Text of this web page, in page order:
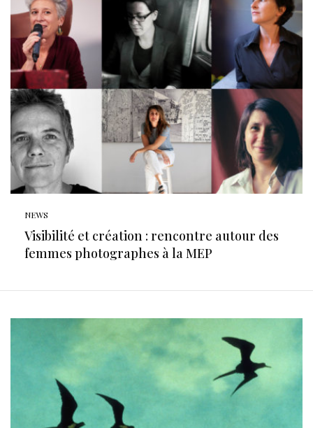
NEWS
Visibilité et création : rencontre autour des
femmes photographes à la MEP